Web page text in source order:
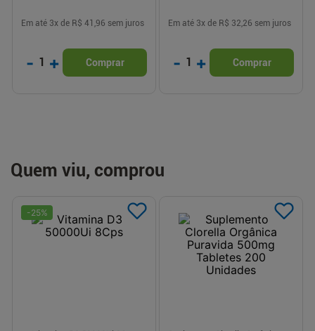
Em até 3x de R$ 41,96 sem juros
- 1 + Comprar
Em até 3x de R$ 32,26 sem juros
- 1 + Comprar
Quem viu, comprou
-25%